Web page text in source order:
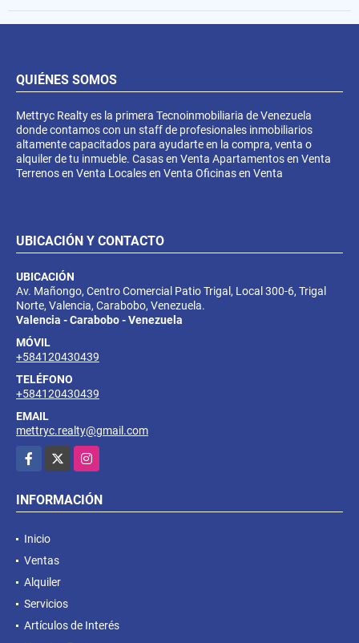
QUIÉNES SOMOS
Mettryc Realty es la primera Tecnoinmobiliaria de Venezuela
donde contamos con un staff de profesionales inmobiliarios
altamente capacitados para ayudarte en la compra, venta o
alquiler de tu inmueble. Casas en Venta Apartamentos en Venta
Terrenos en Venta Locales en Venta Oficinas en Venta
UBICACIÓN Y CONTACTO
UBICACIÓN
Av. Mañongo, Centro Comercial Patio Trigal, Local 300-6, Trigal
Norte, Valencia, Carabobo, Venezuela.
Valencia - Carabobo - Venezuela
MÓVIL
+584120430439
TELÉFONO
+584120430439
EMAIL
mettryc.realty@gmail.com
Facebook
Instagram
INFORMACIÓN
Inicio
Ventas
Alquiler
Servicios
Artículos de Interés